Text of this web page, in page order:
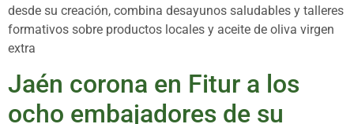
desde su creación, combina desayunos saludables y talleres
formativos sobre productos locales y aceite de oliva virgen
extra
Jaén corona en Fitur a los
ocho embajadores de su